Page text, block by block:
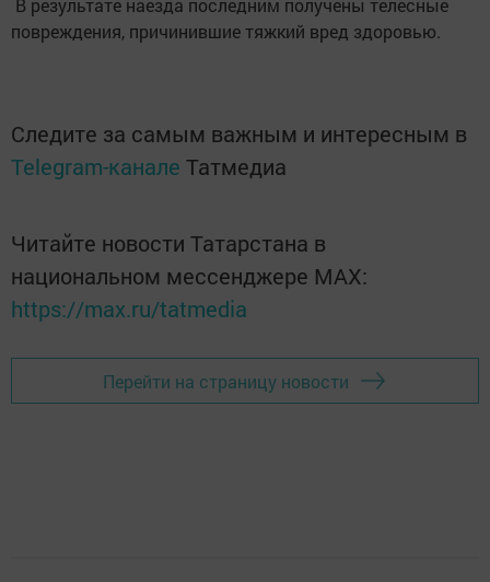
В результате наезда последним получены телесные
повреждения, причинившие тяжкий вред здоровью.
Следите за самым важным и интересным в
Telegram-канале Татмедиа
Читайте новости Татарстана в
национальном мессенджере MАХ:
https://max.ru/tatmedia
Перейти на страницу новости